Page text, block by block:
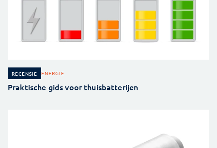
RECENSIE ENERGIE
Praktische gids voor thuisbatterijen